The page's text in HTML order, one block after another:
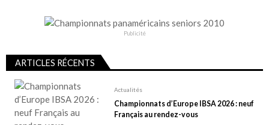
Publicité
ARTICLES RÉCENTS
Actualités
Championnats d’Europe IBSA 2026 : neuf
Français au rendez-vous